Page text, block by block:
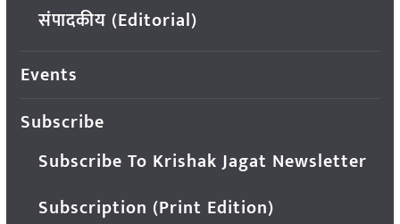
संपादकीय (Editorial)
Events
Subscribe
Subscribe To Krishak Jagat Newsletter
Subscription (Print Edition)